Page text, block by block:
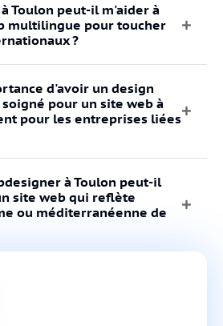
Toulon peut-il m'aider à
multilingue pour toucher
?
d'avoir un design
pour un site web à
pour les entreprises liées
à Toulon peut-il
site web qui reflète
ou méditerranéenne de